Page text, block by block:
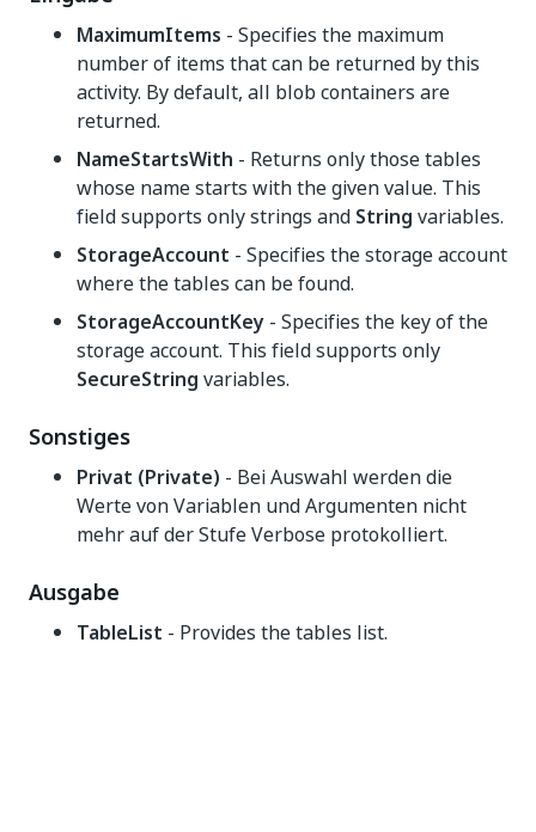
MaximumItems - Specifies the maximum
number of items that can be returned by this
activity. By default, all blob containers are
returned.
NameStartsWith - Returns only those tables
whose name starts with the given value. This
field supports only strings and String variables.
StorageAccount - Specifies the storage account
where the tables can be found.
StorageAccountKey - Specifies the key of the
storage account. This field supports only
SecureString variables.
Sonstiges
Privat (Private) - Bei Auswahl werden die
Werte von Variablen und Argumenten nicht
mehr auf der Stufe Verbose protokolliert.
Ausgabe
TableList - Provides the tables list.